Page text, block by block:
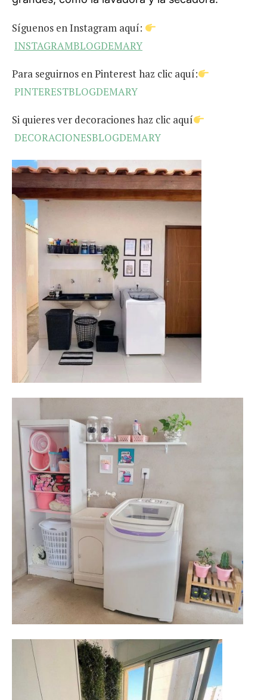
Síguenos en Instagram aquí:
INSTAGRAMBLOGDEMARY
Para seguirnos en Pinterest haz clic aquí:
PINTERESTBLOGDEMARY
Si quieres ver decoraciones haz clic aquí
DECORACIONESBLOGDEMARY